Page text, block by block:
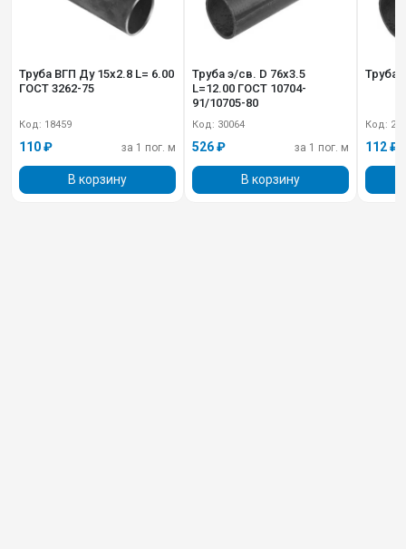
Труба ВГП Ду 15х2.8 L= 6.00
ГОСТ 3262-75
Код: 18459
110 ₽ за 1 пог. м
В корзину
Труба э/св. D 76х3.5
L=12.00 ГОСТ 10704-
91/10705-80
Код: 30064
526 ₽ за 1 пог. м
В корзину
Код:
112 ₽